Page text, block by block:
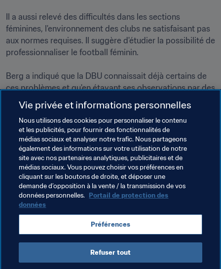
Il a aussi relevé des difficultés dans les sections
féminines, l'environnement des clubs ne satisfaisant pas
aux normes requises. Il suggère d'étudier la possibilité de
professionnaliser le football féminin.
Berg a indiqué que la DBU connaissait déjà certains de
ces problèmes et qu'en étayant ses observations par des
données, le rapport aiderait à mettre de nouvelles idées
en pratique.
"J'aime le slogan 'donner sa chance à chaque talent',
parce que c'est une approche globale. Je parle en
général et pas seulement de la DBU. C'est une ambition
de taille, mais elle est admirable."
Thèmes en lien
Faire progresser le football Organisation
Organisation Denmark UEFA
Vie privée et informations personnelles
Nous utilisons des cookies pour personnaliser le contenu
et les publicités, pour fournir des fonctionnalités de
médias sociaux et analyser notre trafic. Nous partageons
également des informations sur votre utilisation de notre
site avec nos partenaires analytiques, publicitaires et de
médias sociaux. Vous pouvez choisir vos préférences en
cliquant sur les boutons de droite, et déposer une
demande d’opposition à la vente / la transmission de vos
données personnelles. Portail de protection des
données
Préférences
Refuser tout